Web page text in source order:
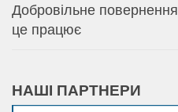
Добровільне
це працює
НАШІ ПАРТНЕРИ